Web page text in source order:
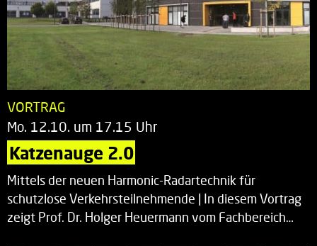
VORTRAG
Mo. 12.10. um 17.15 Uhr
Katzenauge 2.0
Mittels der neuen Harmonic-Radartechnik für
schutzlose Verkehrsteilnehmende | In diesem Vortrag
zeigt Prof. Dr. Holger Heuermann vom Fachbereich…